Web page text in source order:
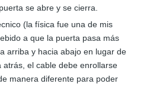
se abre y se cierra.
(la física fue una de mis
a que la puerta pasa más
arriba y hacia abajo en lugar de
atrás, el cable debe enrollarse
manera diferente para poder